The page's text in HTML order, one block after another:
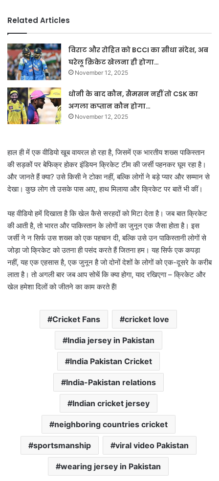
Related Articles
विराट और रोहित को BCCI का सीधा संदेश, अब
घरेलू क्रिकेट खेलना ही होगा…
November 12, 2025
धोनी के बाद कौन, सैमसन नहीं तो CSK का
अगला कप्तान कौन होगा…
November 12, 2025
हाल ही में एक वीडियो खूब वायरल हो रहा है, जिसमें एक भारतीय शख्स पाकिस्तान
की सड़कों पर बेफिक्र होकर इंडियन क्रिकेट टीम की जर्सी पहनकर घूम रहा है।
और जानते हैं क्या? उसे किसी ने टोका नहीं, बल्कि लोगों ने बड़े प्यार और सम्मान से
देखा। कुछ लोग तो उसके पास आए, हाथ मिलाया और क्रिकेट पर बातें भी कीं।
यह वीडियो हमें दिखाता है कि खेल कैसे सरहदों को मिटा देता है। जब बात क्रिकेट
की आती है, तो भारत और पाकिस्तान के लोगों का जुनून एक जैसा होता है। इस
जर्सी ने न सिर्फ उस शख्स को एक पहचान दी, बल्कि उसे उन पाकिस्तानी लोगों से
जोड़ा जो क्रिकेट को उतना ही पसंद करते हैं जितना हम। यह सिर्फ एक कपड़ा
नहीं, यह एक एहसास है, एक जुनून है जो दोनों देशों के लोगों को एक-दूसरे के करीब
लाता है। तो अगली बार जब आप सोचें कि क्या होगा, याद रखिएगा – क्रिकेट और
खेल हमेशा दिलों को जीतने का काम करते हैं!
Cricket Fans cricket love
India jersey in Pakistan
India Pakistan Cricket
India-Pakistan relations
Indian cricket jersey
neighboring countries cricket
sportsmanship viral video Pakistan
wearing jersey in Pakistan